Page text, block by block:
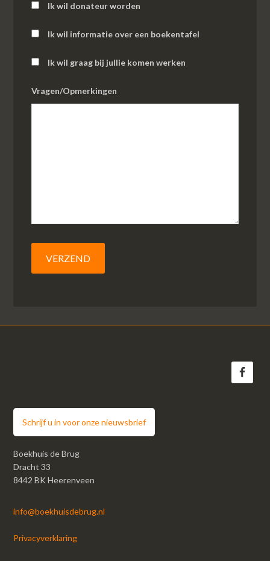
Ik wil donateur worden
Ik wil informatie over een boekentafel
Ik wil graag bij jullie komen werken
Vragen/Opmerkingen
Schrijf u in voor onze nieuwsbrief
Boekhuis de Brug
Dracht 33
8442 BK Heerenveen
info@boekhuisdebrug.nl
Privacyverklaring